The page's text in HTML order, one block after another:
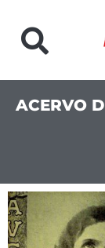
ACERVO